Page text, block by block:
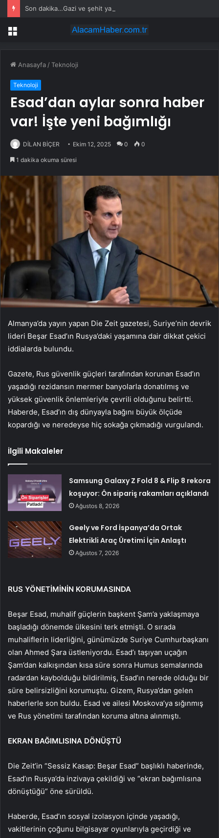
Menü
Anasayfa /Teknoloji
Teknoloji
Esad’dan aylar sonra haber
var! İşte yeni bağımlığı
DİLAN BİÇER Ekim 12, 2025 0 0
1 dakika okuma süresi
Almanya’da yayın yapan Die Zeit gazetesi, Suriye’nin devrik
lideri Beşar Esad’ın Rusya’daki yaşamına dair dikkat çekici
iddialarda bulundu.
Gazete, Rus güvenlik güçleri tarafından korunan Esad’ın
yaşadığı rezidansın mermer banyolarla donatılmış ve
yüksek güvenlik önlemleriyle çevrili olduğunu belirtti.
Haberde, Esad’ın dış dünyayla bağını büyük ölçüde
kopardığı ve neredeyse hiç sokağa çıkmadığı vurgulandı.
İlgili Makaleler
Samsung Galaxy Z Fold 8 & Flip 8 rekora
koşuyor: Ön sipariş rakamları açıklandı
Ağustos 8, 2026
Geely ve Ford İspanya’da Ortak
Elektrikli Araç Üretimi İçin Anlaştı
Ağustos 7, 2026
RUS YÖNETİMİNİN KORUMASINDA
Beşar Esad, muhalif güçlerin başkent Şam’a yaklaşmaya
başladığı dönemde ülkesini terk etmişti. O sırada
muhaliflerin liderliğini, günümüzde Suriye Cumhurbaşkanı
olan Ahmed Şara üstleniyordu. Esad’ı taşıyan uçağın
Şam’dan kalkışından kısa süre sonra Humus semalarında
radardan kaybolduğu bildirilmiş, Esad’ın nerede olduğu bir
süre belirsizliğini korumuştu. Gizem, Rusya’dan gelen
haberlerle son buldu. Esad ve ailesi Moskova’ya sığınmış
ve Rus yönetimi tarafından koruma altına alınmıştı.
EKRAN BAĞIMLISINA DÖNÜŞTÜ
Die Zeit’in “Sessiz Kasap: Beşar Esad” başlıklı haberinde,
Esad’ın Rusya’da inzivaya çekildiği ve “ekran bağımlısına
dönüştüğü” öne sürüldü.
Haberde, Esad’ın sosyal izolasyon içinde yaşadığı,
vakitlerinin çoğunu bilgisayar oyunlarıyla geçirdiği ve